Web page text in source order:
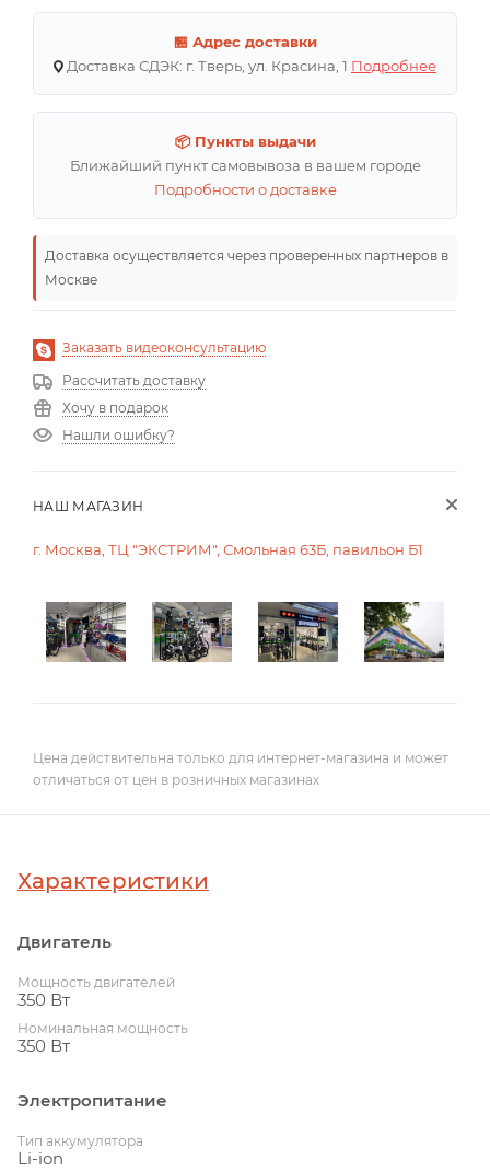
🏪 Адрес доставки
Доставка СДЭК: г. Тверь, ул. Красина, 1 Подробнее
📦 Пункты выдачи
Ближайший пункт самовывоза в вашем городе
Подробности о доставке
Доставка осуществляется через проверенных партнеров в
Москве
Заказать видеоконсультацию
Рассчитать доставку
Хочу в подарок
Нашли ошибку?
НАШ МАГАЗИН
г. Москва, ТЦ "ЭКСТРИМ", Смольная 63Б, павильон Б1
Цена действительна только для интернет-магазина и может
отличаться от цен в розничных магазинах
Характеристики
Двигатель
Мощность двигателей
350 Вт
Номинальная мощность
350 Вт
Электропитание
Тип аккумулятора
Li-ion